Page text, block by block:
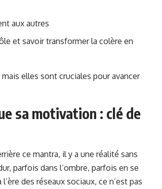
aux autres
et savoir transformer la colère en
elles sont cruciales pour avancer
sa motivation : clé de
ce mantra, il y a une réalité sans
parfois dans l’ombre, parfois en se
des réseaux sociaux, ce n’est pas